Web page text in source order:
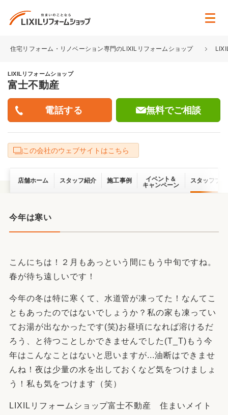
住宅リフォーム・リノベーション専門のLIXILリフォームショップ
LIXILリフォームショップ
富士不動産
無料でご相談
この会社のウェブサイトはこちら
店舗ホーム スタッフ紹介 施工事例
イベント＆
キャンペーン
スタッフブ
今年は寒い
こんにちは！２月もあっという間にもう中旬ですね。
春が待ち遠しいです！
今年の冬は特に寒くて、水道管が凍ってた！なんてこ
ともあったのではないでしょうか？私の家も凍ってい
てお湯が出なかったです(笑)お昼頃になれば溶けるだ
ろう、と待つことしかできませんでした(T_T)もう今
年はこんなことはないと思いますが...油断はできませ
んね！夜は少量の水を出しておくなど気をつけましょ
う！私も気をつけます（笑）
LIXILリフォームショップ富士不動産 住まいメイト